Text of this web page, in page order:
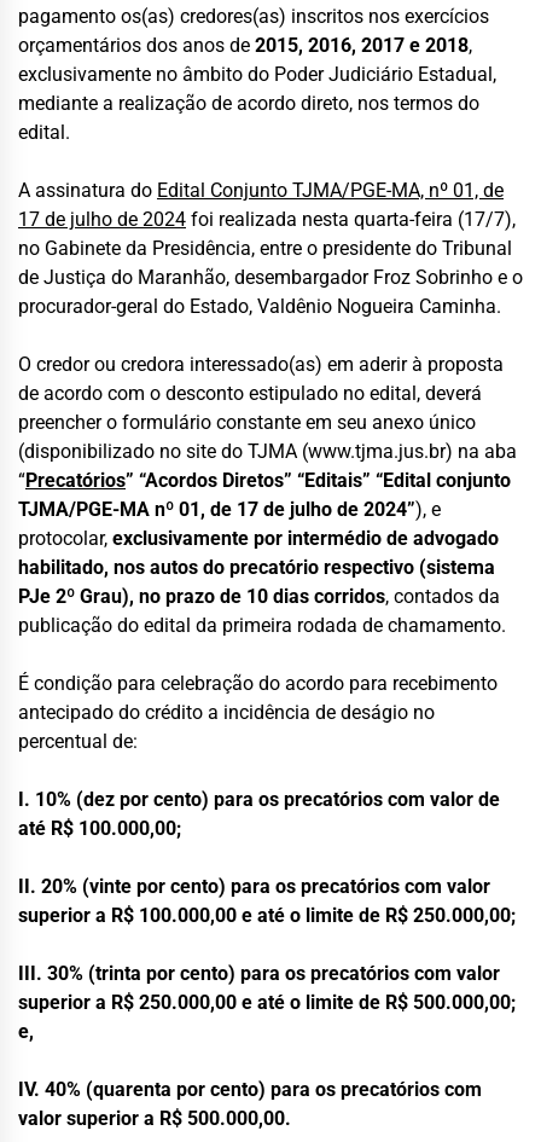
pagamento os(as) credores(as) inscritos nos exercícios
orçamentários dos anos de 2015, 2016, 2017 e 2018,
exclusivamente no âmbito do Poder Judiciário Estadual,
mediante a realização de acordo direto, nos termos do
edital.
A assinatura do Edital Conjunto TJMA/PGE-MA, nº 01, de
17 de julho de 2024 foi realizada nesta quarta-feira (17/7),
no Gabinete da Presidência, entre o presidente do Tribunal
de Justiça do Maranhão, desembargador Froz Sobrinho e o
procurador-geral do Estado, Valdênio Nogueira Caminha.
O credor ou credora interessado(as) em aderir à proposta
de acordo com o desconto estipulado no edital, deverá
preencher o formulário constante em seu anexo único
(disponibilizado no site do TJMA (www.tjma.jus.br) na aba
“Precatórios” “Acordos Diretos” “Editais” “Edital conjunto
TJMA/PGE-MA nº 01, de 17 de julho de 2024”), e
protocolar, exclusivamente por intermédio de advogado
habilitado, nos autos do precatório respectivo (sistema
PJe 2º Grau), no prazo de 10 dias corridos, contados da
publicação do edital da primeira rodada de chamamento.
É condição para celebração do acordo para recebimento
antecipado do crédito a incidência de deságio no
percentual de:
I. 10% (dez por cento) para os precatórios com valor de
até R$ 100.000,00;
II. 20% (vinte por cento) para os precatórios com valor
superior a R$ 100.000,00 e até o limite de R$ 250.000,00;
III. 30% (trinta por cento) para os precatórios com valor
superior a R$ 250.000,00 e até o limite de R$ 500.000,00;
e,
IV. 40% (quarenta por cento) para os precatórios com
valor superior a R$ 500.000,00.